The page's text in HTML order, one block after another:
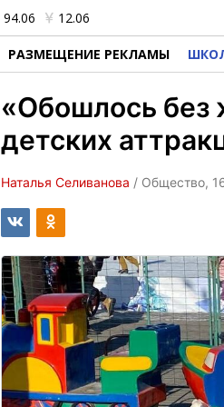
94.06 12.06
РАЗМЕЩЕНИЕ РЕКЛАМЫ
«Обошлось без
детских
Наталья Селиванова / Общество,